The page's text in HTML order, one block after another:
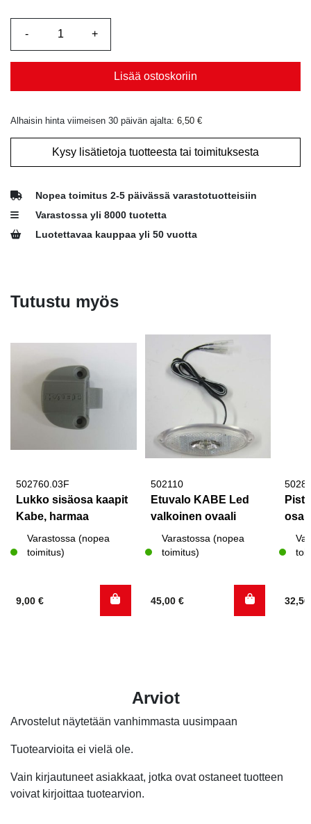
Lisää ostoskoriin
Alhaisin hinta viimeisen 30 päivän ajalta: 6,50 €
Kysy lisätietoja tuotteesta tai toimituksesta
Nopea toimitus 2-5 päivässä varastotuotteisiin
Varastossa yli 8000 tuotetta
Luotettavaa kauppaa yli 50 vuotta
Tutustu myös
502760.03F
Lukko sisäosa kaapit
Kabe, harmaa
Varastossa (nopea
toimitus)
9,00 €
502110
Etuvalo KABE Led
valkoinen ovaali
Varastossa (nopea
toimitus)
45,00 €
Arviot
Arvostelut näytetään vanhimmasta uusimpaan
Tuotearvioita ei vielä ole.
Vain kirjautuneet asiakkaat, jotka ovat ostaneet tuotteen
voivat kirjoittaa tuotearvion.